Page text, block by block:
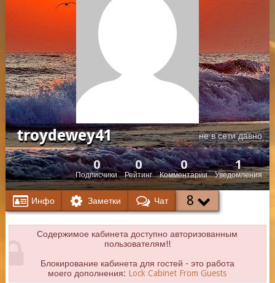
troydewey41 не в сети давно
Подписчики
0
Рейтинг
0
Комментарии
0
Уведомления
1
Инфо Заметки Чат 8
Содержимое кабинета доступно авторизованным
пользователям!!
Блокирование кабинета для гостей - это работа
моего дополнения: Lock Cabinet From Guests